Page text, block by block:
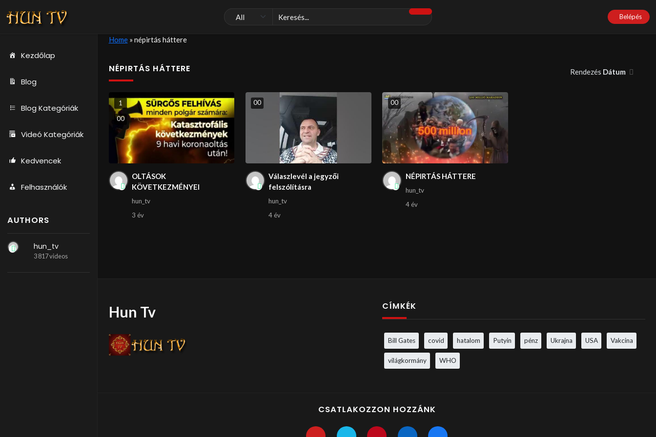
Belépés
Kezdőlap
Blog
Blog Kategóriák
Videó Kategóriák
Kedvencek
Felhasználók
AUTHORS
hun_tv
3 817 videos
Home» népirtás háttere
NÉPIRTÁS HÁTTERE Rendezés Dátum
1
00
OLTÁSOK
KÖVETKEZMÉNYEI
hun_tv
3 év
00
Válaszlevél a jegyzői
felszólításra
hun_tv
4 év
00
NÉPIRTÁS HÁTTERE
hun_tv
4 év
Hun Tv CÍMKÉK
Bill Gates covid hatalom Putyin pénz Ukrajna USA Vakcina
világkormány WHO
CSATLAKOZZON HOZZÁNK